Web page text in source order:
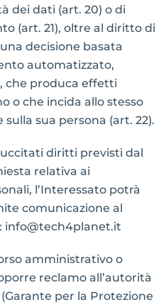
dei dati (art. 20) o di
(art. 21), oltre al diritto di
decisione basata
automatizzato,
che produca effetti
o che incida allo stesso
sua persona (art. 22).
diritti previsti dal
relativa ai
l’Interessato potrà
comunicazione al
info@tech4planet.it
amministrativo o
reclamo all’autorità
per la Protezione